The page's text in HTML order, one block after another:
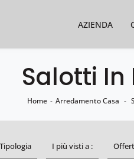
AZIENDA
Salotti In
Home - Arredamento Casa -
Tipologia I più visti a :